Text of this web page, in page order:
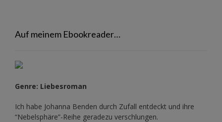
Auf meinem Ebookreader…
Genre: Liebesroman
Ich habe Johanna Benden durch Zufall entdeckt und ihre
“Nebelsphäre”-Reihe geradezu verschlungen.